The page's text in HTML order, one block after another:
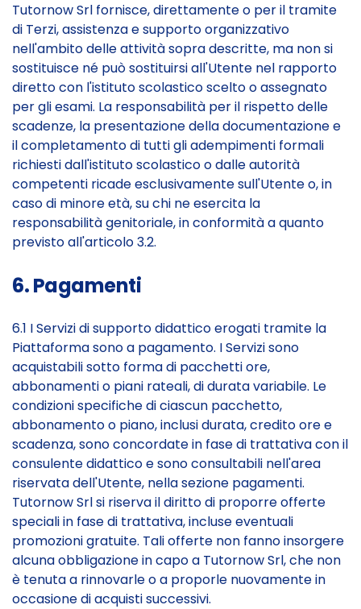
Tutornow Srl fornisce, direttamente o per il tramite
di Terzi, assistenza e supporto organizzativo
nell'ambito delle attività sopra descritte, ma non si
sostituisce né può sostituirsi all'Utente nel rapporto
diretto con l'istituto scolastico scelto o assegnato
per gli esami. La responsabilità per il rispetto delle
scadenze, la presentazione della documentazione e
il completamento di tutti gli adempimenti formali
richiesti dall'istituto scolastico o dalle autorità
competenti ricade esclusivamente sull'Utente o, in
caso di minore età, su chi ne esercita la
responsabilità genitoriale, in conformità a quanto
previsto all'articolo 3.2.
6. Pagamenti
6.1 I Servizi di supporto didattico erogati tramite la
Piattaforma sono a pagamento. I Servizi sono
acquistabili sotto forma di pacchetti ore,
abbonamenti o piani rateali, di durata variabile. Le
condizioni specifiche di ciascun pacchetto,
abbonamento o piano, inclusi durata, credito ore e
scadenza, sono concordate in fase di trattativa con il
consulente didattico e sono consultabili nell'area
riservata dell'Utente, nella sezione pagamenti.
Tutornow Srl si riserva il diritto di proporre offerte
speciali in fase di trattativa, incluse eventuali
promozioni gratuite. Tali offerte non fanno insorgere
alcuna obbligazione in capo a Tutornow Srl, che non
è tenuta a rinnovarle o a proporle nuovamente in
occasione di acquisti successivi.